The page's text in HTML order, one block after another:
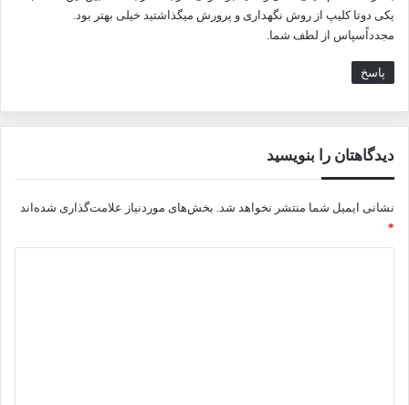
یکی دوتا کلیپ از روش نگهداری و پرورش میگذاشتید خیلی بهتر بود.
مجدداًسپاس از لطف شما.
پاسخ
دیدگاهتان را بنویسید
نشانی ایمیل شما منتشر نخواهد شد. بخش‌های موردنیاز علامت‌گذاری شده‌اند
*